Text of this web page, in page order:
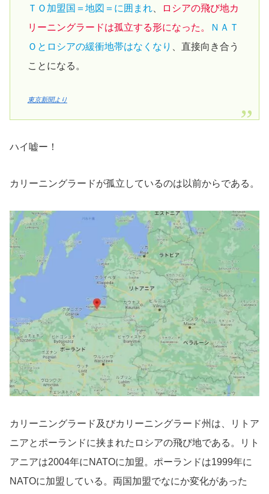
ＴＯ加盟国＝地図＝に囲まれ、
ロシアの飛び地カ
リーニングラードは孤立する形になった。
ＮＡＴ
Ｏとロシアの緩衝地帯はなくなり
、直接向き合う
ことになる。
東京新聞より
ハイ嘘ー！
カリーニングラードが孤立しているのは以前からである。
カリーニングラード及びカリーニングラード州は、リトア
ニアとポーランドに挟まれたロシアの飛び地である。リト
アニアは2004年にNATOに加盟。ポーランドは1999年に
NATOに加盟している。両国加盟でなにか変化があった